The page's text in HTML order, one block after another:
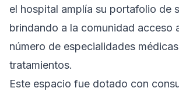
el hospital amplía su portafolio de
brindando a la comunidad acceso
número de especialidades
tratamientos.
Este espacio fue dotado con